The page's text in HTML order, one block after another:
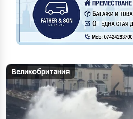
Великобритания